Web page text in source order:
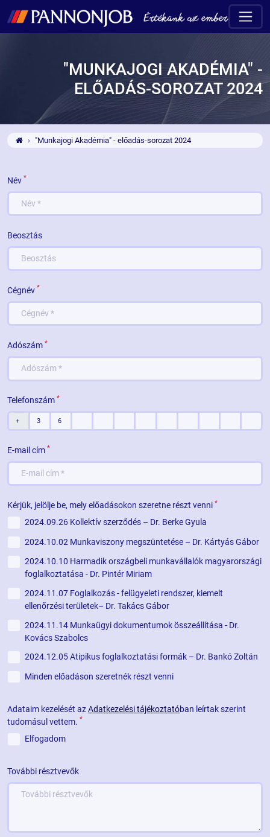
"MUNKAJOGI AKADÉMIA" -
ELŐADÁS-SOROZAT 2024
"Munkajogi Akadémia" - előadás-sorozat 2024
Név *
Beosztás
Cégnév *
Adószám *
Telefonszám *
E-mail cím *
Kérjük, jelölje be, mely előadásokon szeretne részt venni *
2024.09.26 Kollektív szerződés – Dr. Berke Gyula
2024.10.02 Munkaviszony megszüntetése – Dr. Kártyás Gábor
2024.10.10 Harmadik országbeli munkavállalók magyarországi
foglalkoztatása - Dr. Pintér Miriam
2024.11.07 Foglalkozás - felügyeleti rendszer, kiemelt
ellenőrzési területek– Dr. Takács Gábor
2024.11.14 Munkaügyi dokumentumok összeállítása - Dr.
Kovács Szabolcs
2024.12.05 Atipikus foglalkoztatási formák – Dr. Bankó Zoltán
Minden előadáson szeretnék részt venni
Adataim kezelését azAdatkezelési tájékoztatóban leírtak szerint
tudomásul vettem. *
Elfogadom
További résztvevők